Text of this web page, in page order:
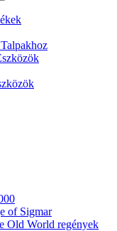
of Sigmar
Old World regények